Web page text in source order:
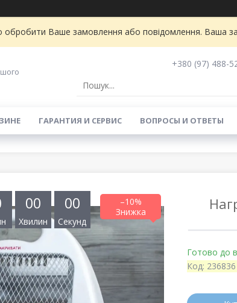
Ваше замовлення або повідомлення. Ваша
+380 (97) 488-
ГАРАНТИЯ И СЕРВИС ВОПРОСЫ И ОТВЕТЫ
–10%
00
Хвилин
00
Секунд
Готово до
Код: 236836